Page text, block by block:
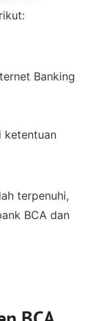
Banking
ketentuan
terpenuhi,
BCA dan